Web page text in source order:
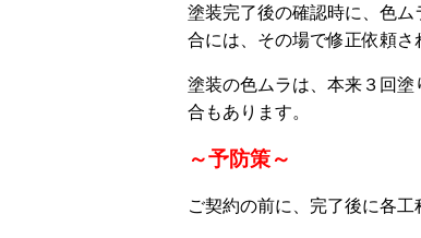
塗装完了後の確認時に、色
合には、その場で修正依頼さ
塗装の色ムラは、本来３回
合もあります。
～予防策～
ご契約の前に、完了後に各工